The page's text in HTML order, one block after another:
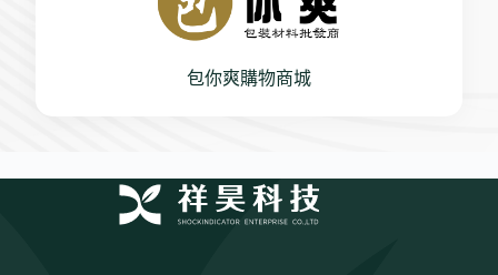
包你爽購物商城